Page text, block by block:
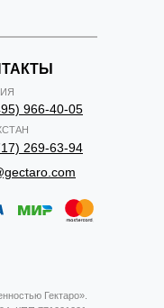
966-40-05
Гектаро».
269-63-94